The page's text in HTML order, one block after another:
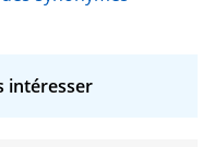
intéresser